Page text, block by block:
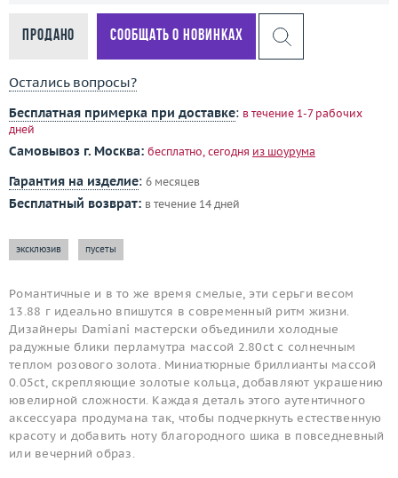
Продано Сообщать о новинках
Остались вопросы?
Бесплатная примерка при доставке: в течение 1-7 рабочих
дней
Самовывоз г. Москва: бесплатно, сегодня из шоурума
Гарантия на изделие: 6 месяцев
Бесплатный возврат: в течение 14 дней
эксклюзив пусеты
Романтичные и в то же время смелые, эти серьги весом
13.88 г идеально впишутся в современный ритм жизни.
Дизайнеры Damiani мастерски объединили холодные
радужные блики перламутра массой 2.80ct с солнечным
теплом розового золота. Миниатюрные бриллианты массой
0.05ct, скрепляющие золотые кольца, добавляют украшению
ювелирной сложности. Каждая деталь этого аутентичного
аксессуара продумана так, чтобы подчеркнуть естественную
красоту и добавить ноту благородного шика в повседневный
или вечерний образ.